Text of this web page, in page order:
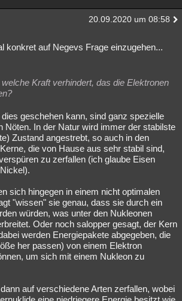
20.09.2020 um 08:58
konkret auf Negevs Frage einzugehen...
Kraft verhindert, das die Elektronen
geschehen kann, sind ganz spezielle
Nöten. In der Natur wird immer der stabilste
Zustand angestrebt, so auch in den
die von Hause aus sehr stabil sind,
zu zerfallen (ich glaube Eisen
sich hingegen in einem nicht optimalen
"wissen" sie genau, dass sie durch ein
würden, was unter den Nukleonen
Oder noch salopper gesagt, der Kern
werden Energiepakete abgegeben, die
her passen) von einem Elektron
um sich mit einem Nukleon zu
auf verschiedene Arten zerfallen, wobei